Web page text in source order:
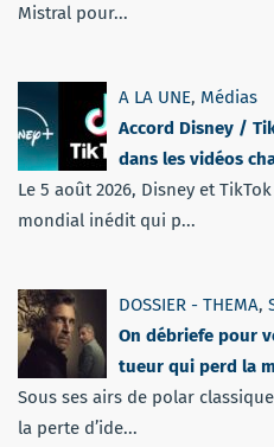
Mistral pour...
A LA UNE, Médias
Accord Disney /
dans les vidéos
Le 5 août 2026, Disney et
mondial inédit qui p...
DOSSIER - THEMA,
On débriefe pour
tueur qui perd la
Sous ses airs de polar
la perte d’ide...